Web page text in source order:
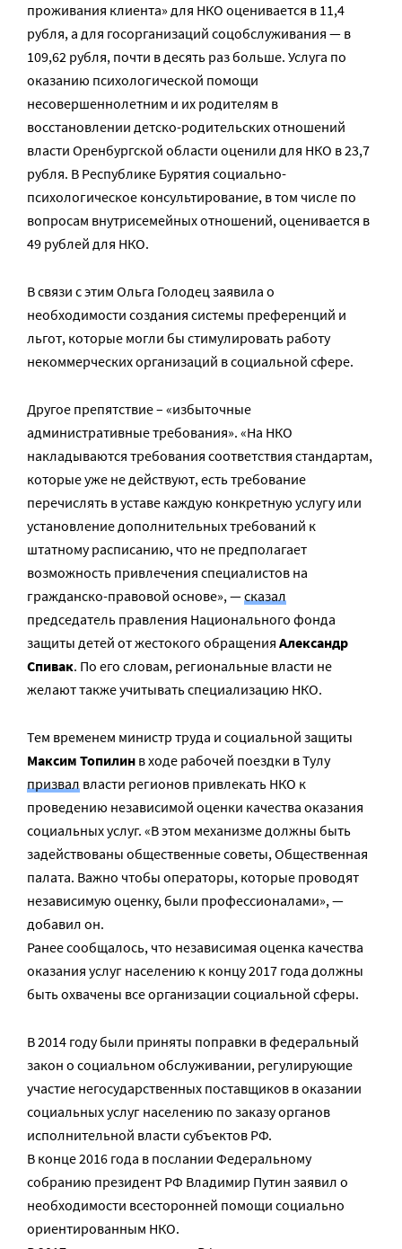
проживания клиента» для НКО оценивается в 11,4
рубля, а для госорганизаций соцобслуживания — в
109,62 рубля, почти в десять раз больше. Услуга по
оказанию психологической помощи
несовершеннолетним и их родителям в
восстановлении детско-родительских отношений
власти Оренбургской области оценили для НКО в 23,7
рубля. В Республике Бурятия социально-
психологическое консультирование, в том числе по
вопросам внутрисемейных отношений, оценивается в
49 рублей для НКО.
В связи с этим Ольга Голодец заявила о
необходимости создания системы преференций и
льгот, которые могли бы стимулировать работу
некоммерческих организаций в социальной сфере.
Другое препятствие – «избыточные
административные требования». «На НКО
накладываются требования соответствия стандартам,
которые уже не действуют, есть требование
перечислять в уставе каждую конкретную услугу или
установление дополнительных требований к
штатному расписанию, что не предполагает
возможность привлечения специалистов на
гражданско-правовой основе», —сказал
председатель правления Национального фонда
защиты детей от жестокого обращения Александр
Спивак. По его словам, региональные власти не
желают также учитывать специализацию НКО.
Тем временем министр труда и социальной защиты
Максим Топилин в ходе рабочей поездки в Тулу
призвал власти регионов привлекать НКО к
проведению независимой оценки качества оказания
социальных услуг. «В этом механизме должны быть
задействованы общественные советы, Общественная
палата. Важно чтобы операторы, которые проводят
независимую оценку, были профессионалами», —
добавил он.
Ранее сообщалось, что независимая оценка качества
оказания услуг населению к концу 2017 года должны
быть охвачены все организации социальной сферы.
В 2014 году были приняты поправки в федеральный
закон о социальном обслуживании, регулирующие
участие негосударственных поставщиков в оказании
социальных услуг населению по заказу органов
исполнительной власти субъектов РФ.
В конце 2016 года в послании Федеральному
собранию президент РФ Владимир Путин заявил о
необходимости всесторонней помощи социально
ориентированным НКО.